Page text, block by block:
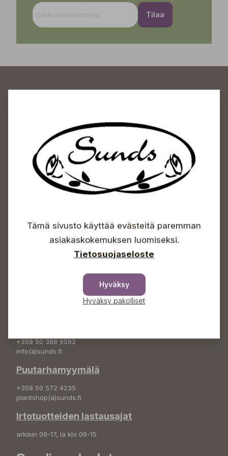
Tilaa
Sundin Puutarhakeskus
Avoinna
Arkisin 09-18
Lauantaisin 09-16
Info & vaihde
+358 50 388 9592
+358 50 388 9592
info(a)sunds.fi
Puutarhamyymälä
+358 50 572 4235
plantshop(a)sunds.fi
Irtotuotteiden lastausajat
arkisin 09-17, la klo 09-15
Tämä sivusto käyttää evästeitä paremman
asiakaskokemuksen luomiseksi.
Tietosuojaseloste
Hyväksy
Hyväksy pakolliset